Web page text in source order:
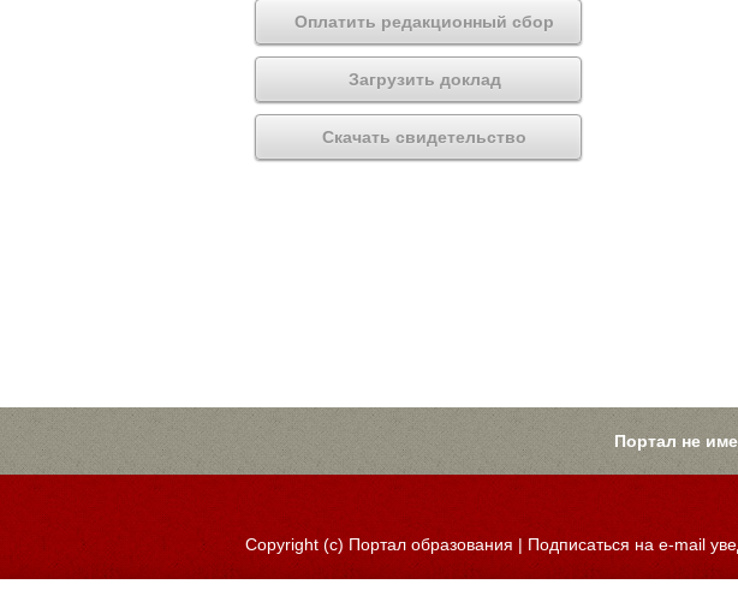
Оплатить редакционный сбор
Загрузить доклад
Скачать свидетельство
Портал не
Copyright (c) Портал образования | Подписаться на e-mail